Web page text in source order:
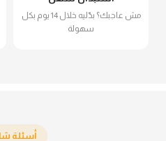
مش عاجبك؟ بدّليه خلال 14 يوم بكل
سهولة
أسئلة